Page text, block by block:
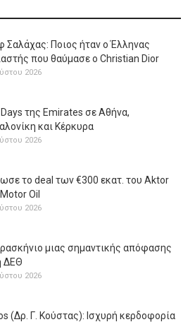
Σαλάχας: Ποιος ήταν ο Έλληνας
που θαύμασε ο Christian Dior
2026
της Emirates σε Αθήνα,
και Κέρκυρα
2026
το deal των €300 εκατ. του Aktor
Oil
2026
μιας σημαντικής απόφασης
ΔΕΘ
2026
(Δρ. Γ. Κούστας): Ισχυρή κερδοφορία